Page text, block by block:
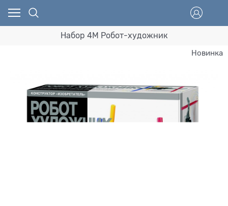
Набор 4M Робот-художник
Новинка